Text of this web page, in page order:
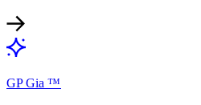
GP Gia ™​​